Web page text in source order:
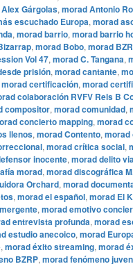
Gárgolas, morad Antonio
escuchado Europa, morad
, morad barrio, morad barrio
, morad Bobo, morad
Vol 47, morad C. Tangana,
prisión, morad cantante,
morad certificación, morad
colaboración RVFV Rels B
compositor, morad comunidad,
concierto mapping, morad
llenos, morad Contento, morad
, morad crítica social,
inocente, morad delito
morad, morad discográfica
Orchard, morad
, morad el español, morad El
, morad emotivo
entrevista profunda, morad
estudio anecoico, morad
, morad éxito streaming, morad
BZRP, morad fenómeno